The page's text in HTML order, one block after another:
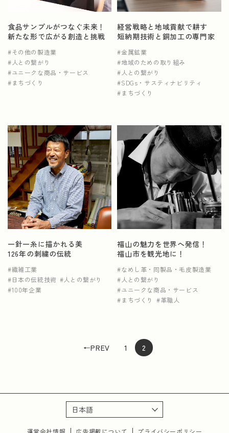
食品サンプルがつなぐ未来！
新たな形で広がる創造と挑戦
その他の製造業
人との繋がり
ユニークな商品・サービス
まちづくり
経営戦略と地域貢献で耕す
短納期技術と銅加工の専門家
金属鉱業
地域のための取り組み
人との繋がり
SDGs・サスティナビリティ
まちづくり
一針一糸に描かれる美
126年の刺繍の伝統
繊維工業
日本の伝統技術
人との繋がり
100年企業
福山の魅力を世界へ発信！
福山市を観光地に！
なめし革・同製品・毛皮製造業
人との繋がり
ユニークな商品・サービス
まちづくり
革職人
←PREV 1 2